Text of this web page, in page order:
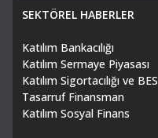
SEKTÖREL HABERLER
Katılım Bankacılığı
Katılım Sermaye Piyasası
Katılım Sigortacılığı ve BES
Tasarruf Finansman
Katılım Sosyal Finans